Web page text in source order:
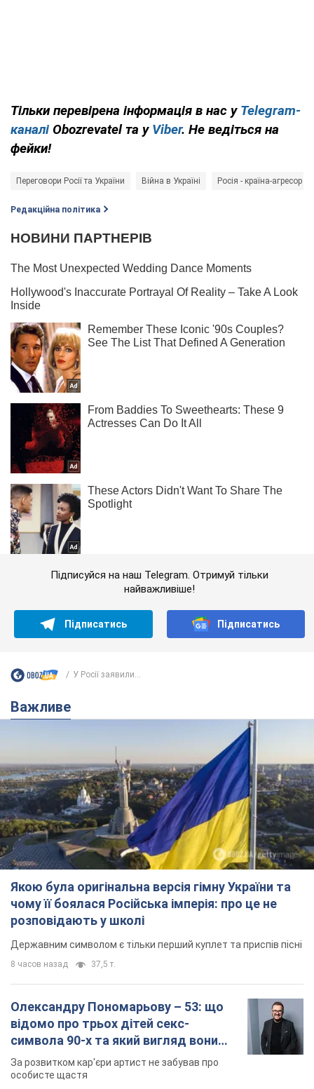
Тільки перевірена інформація в нас у Telegram-
каналі Obozrevatel та у Viber. Не ведіться на
фейки!
Переговори Росії та України Війна в Україні Росія - країна-агресор
Редакційна політика
Підписуйся на наш Telegram. Отримуй тільки
найважливіше!
Підписатись Підписатись
У Росії заявили...
Важливе
Якою була оригінальна версія гімну України та
чому її боялася Російська імперія: про це не
розповідають у школі
Державним символом є тільки перший куплет та приспів пісні
8 часов назад 37,5 т.
Олександру Пономарьову – 53: що
відомо про трьох дітей секс-
символа 90-х та який вигляд вони
мають
За розвитком кар'єри артист не забував про
особисте щастя